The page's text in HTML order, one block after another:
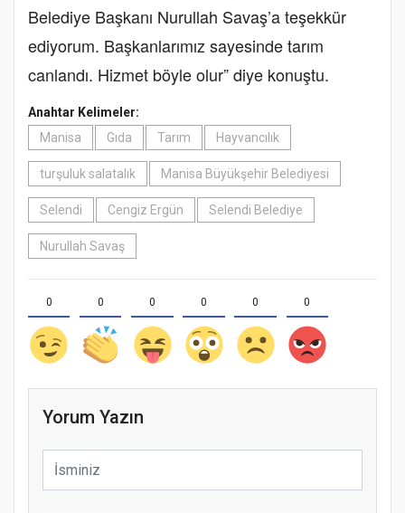
Belediye Başkanı Nurullah Savaş’a teşekkür
ediyorum. Başkanlarımız sayesinde tarım
canlandı. Hizmet böyle olur” diye konuştu.
Anahtar Kelimeler:
Manisa
Gıda Tarım Hayvancılık
turşuluk salatalık Manisa Büyükşehir Belediyesi
Selendi Cengiz Ergün Selendi Belediye
Nurullah Savaş
0 0 0 0 0 0
Yorum Yazın